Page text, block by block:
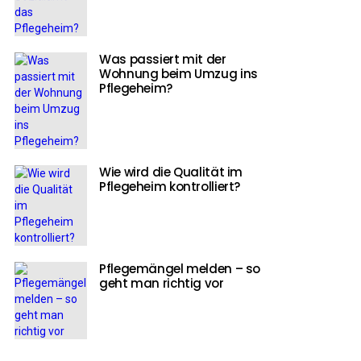
Was passiert mit der
Wohnung beim Umzug ins
Pflegeheim?
Wie wird die Qualität im
Pflegeheim kontrolliert?
Pflegemängel melden – so
geht man richtig vor